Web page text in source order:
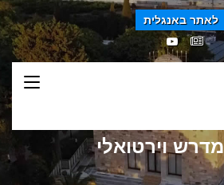
לאתר באנגלית
וירטואלי